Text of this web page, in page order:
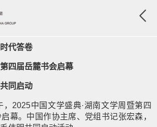
代答卷
四届岳麓书会启幕
同启动
，2025中国文学盛典·湖南文学周暨第四
幕。中国作协主席、党组书记张宏森，